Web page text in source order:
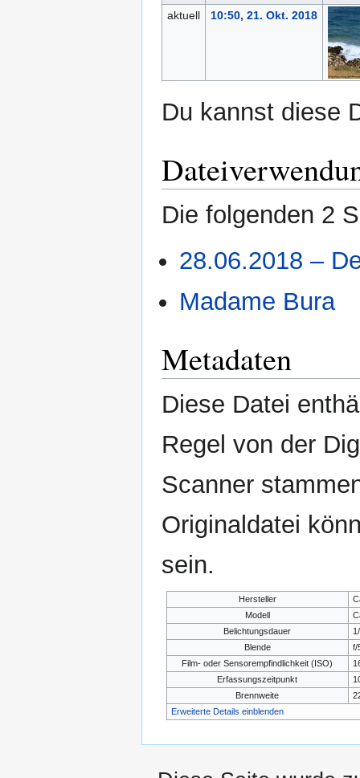
aktuell
10:50, 21. Okt. 2018
Du kannst diese
Die folgenden 2
28.06.2018 –
Madame Bura
Metadaten
Diese Datei
Regel von der
Scanner
Originaldatei
sein.
Hersteller
Modell
Belichtungsdauer
Blende
f/
Film- oder Sensorempfindlichkeit (ISO)
Erfassungszeitpunkt
Brennweite
Erweiterte Details einblenden